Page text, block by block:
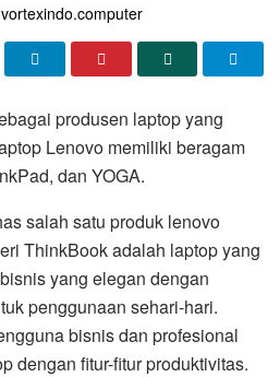
produsen laptop yang
Lenovo memiliki beragam
dan YOGA.
salah satu produk lenovo
ThinkBook adalah laptop yang
yang elegan dengan
penggunaan sehari-hari.
bisnis dan profesional
dengan fitur-fitur produktivitas.